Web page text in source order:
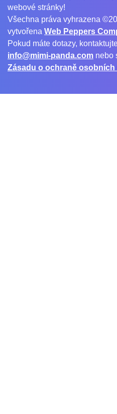
webové stránky!
Všechna práva vyhrazena
vytvořena Web Peppers
Pokud máte dotazy,
info@mimi-panda.com nebo
Zásadu o ochraně osobních